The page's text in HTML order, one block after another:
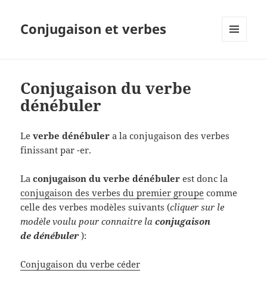
Conjugaison et verbes
Conjugaison du verbe
dénébuler
Leverbe dénébuler a la conjugaison des verbes
finissant par -er.
Laconjugaison du verbe dénébuler est donc la
conjugaison des verbes du premier groupe comme
celle des verbes modèles suivants (cliquer sur le
modèle voulu pour connaitre laconjugaison
de dénébuler):
Conjugaison du verbe céder